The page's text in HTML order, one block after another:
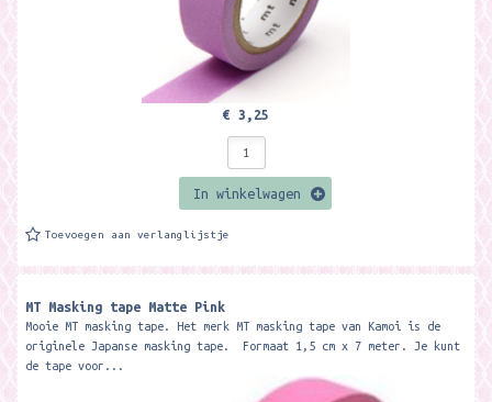
€ 3,25
In winkelwagen
Toevoegen aan verlanglijstje
MT Masking tape Matte Pink
Mooie MT masking tape. Het merk MT masking tape van Kamoi is de
originele Japanse masking tape. Formaat 1,5 cm x 7 meter. Je kunt
de tape voor...